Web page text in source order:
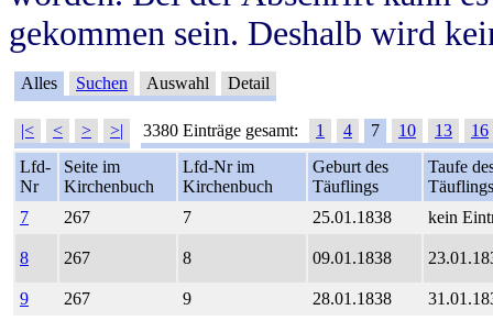
gekommen sein. Deshalb wird
Alles Suchen Auswahl Detail
|< < > >| 3380 Einträge gesamt: 1 4 7 10 13
16
Lfd-
Nr
Seite im
Kirchenbuch
Lfd-Nr im
Kirchenbuch
Geburt des
Täuflings
Taufe
Täuflings
7
267 7 25.01.1838 kein
8 267 8 09.01.1838
9 267 9 28.01.1838